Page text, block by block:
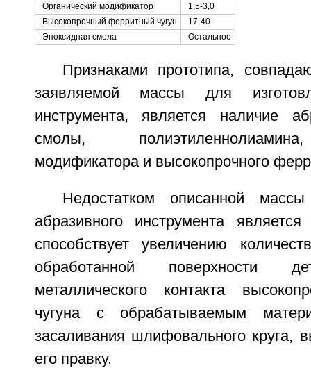
Органический модификатор
1,5-3,0
Высокопрочный ферритный чугун
17-40
Эпоксидная смола
Остальное
Признаками прототипа,
заявляемой массы для
инструмента, является наличие
смолы,
модификатора и высокопрочного
Недостатком описанной
абразивного инструмента
способствует увеличению
обработанной поверхности
металлического контакта
чугуна с обрабатываемым
засаливания шлифовального круга,
его правку.